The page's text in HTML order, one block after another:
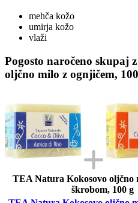
mehča kožo
umirja kožo
vlaži
Pogosto naročeno skupaj
oljčno milo z ognjičem,
TEA Natura Kokosovo oljčno
škrobom, 100 g